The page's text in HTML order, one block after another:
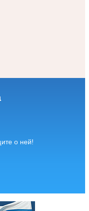
о ней!